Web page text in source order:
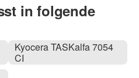
in folgende
Kyocera TASKalfa 7054
CI